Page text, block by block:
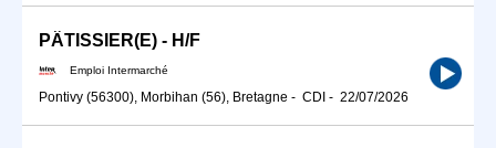
PÂTISSIER(E) - H/F
Emploi Intermarché
Pontivy (56300), Morbihan (56), Bretagne - CDI - 22/07/2026